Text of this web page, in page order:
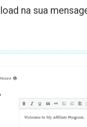
na sua